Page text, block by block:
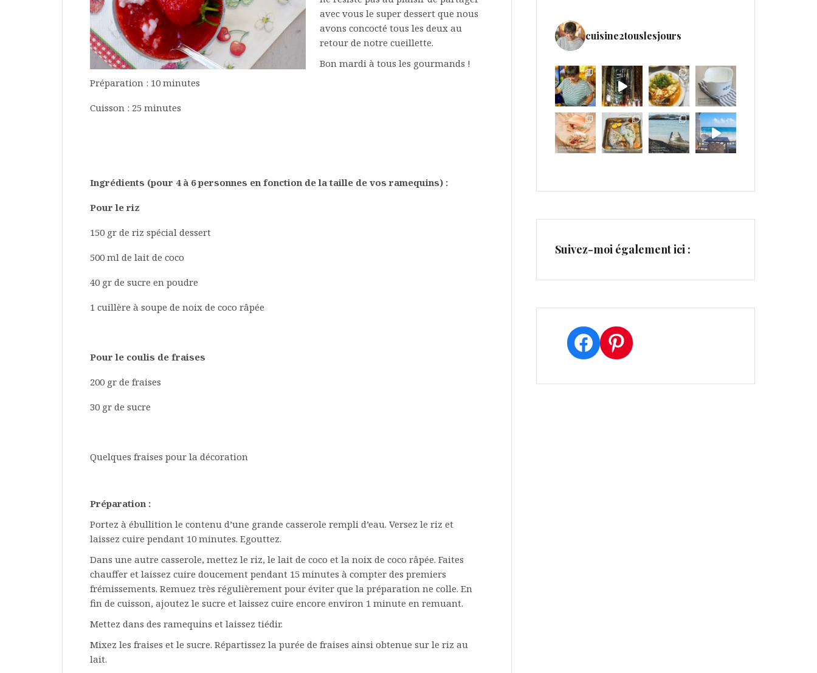
avec vous le super dessert que nous
avons concocté tous les deux au
retour de notre cueillette.
Bon mardi à tous les gourmands !
Préparation : 10 minutes
Cuisson : 25 minutes
Ingrédients (pour 4 à 6 personnes en fonction de la taille de vos ramequins) :
Pour le riz
150 gr de riz spécial dessert
500 ml de lait de coco
40 gr de sucre en poudre
1 cuillère à soupe de noix de coco râpée
Pour le coulis de fraises
200 gr de fraises
30 gr de sucre
Quelques fraises pour la décoration
Préparation :
Portez à ébullition le contenu d’une grande casserole rempli d’eau. Versez le riz et
laissez cuire pendant 10 minutes. Egouttez.
Dans une autre casserole, mettez le riz, le lait de coco et la noix de coco râpée. Faites
chauffer et laissez cuire doucement pendant 15 minutes à compter des premiers
frémissements. Remuez très régulièrement pour éviter que la préparation ne colle. En
fin de cuisson, ajoutez le sucre et laissez cuire encore environ 1 minute en remuant.
Mettez dans des ramequins et laissez tiédir.
Mixez les fraises et le sucre. Répartissez la purée de fraises ainsi obtenue sur le riz au
lait.
cuisine2touslesjours
Suivez-moi également ici :
Facebook
Pinterest